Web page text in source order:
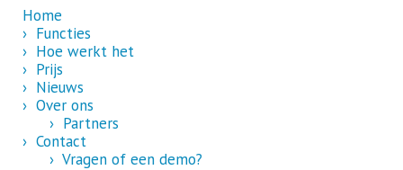
Home
› Functies
› Hoe werkt het
› Prijs
› Nieuws
› Over ons
› Partners
› Contact
› Vragen of een demo?